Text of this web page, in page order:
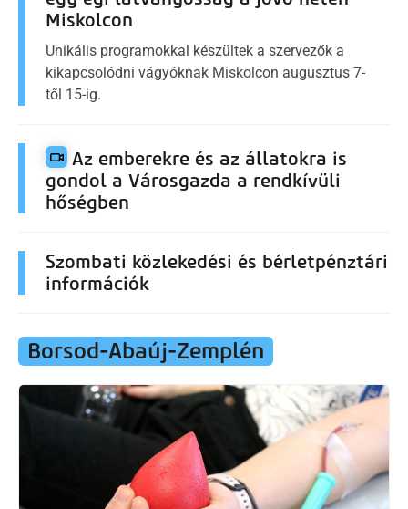
Miskolcon
Unikális programokkal készültek a szervezők a
kikapcsolódni vágyóknak Miskolcon augusztus 7-
től 15-ig.
Az emberekre és az állatokra is
gondol a Városgazda a rendkívüli
hőségben
Szombati közlekedési és bérletpénztári
információk
Borsod-Abaúj-Zemplén